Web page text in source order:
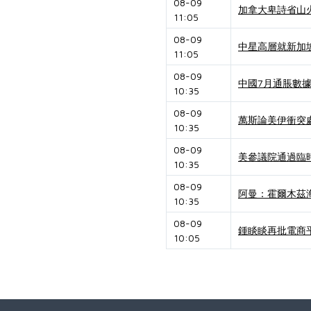
08-09
11:05
加拿大卑詩省山
08-09
11:05
中星高層就新加
08-09
10:35
中國7月通脹數
08-09
10:35
萬斯論美伊衝突
08-09
10:35
美參議院通過臨
08-09
10:35
阿曼：霍爾木茲
08-09
10:05
鍾睒睒再批電商